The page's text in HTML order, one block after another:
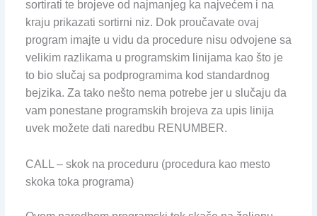
sortirati te brojeve od najmanjeg ka najvećem i na
kraju prikazati sortirni niz. Dok proučavate ovaj
program imajte u vidu da procedure nisu odvojene sa
velikim razlikama u programskim linijama kao što je
to bio slučaj sa podprogramima kod standardnog
bejzika. Za tako nešto nema potrebe jer u slučaju da
vam ponestane programskih brojeva za upis linija
uvek možete dati naredbu RENUMBER.
CALL – skok na proceduru (procedura kao mesto
skoka toka programa)